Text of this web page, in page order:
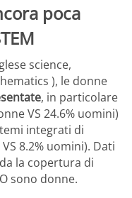
poca
science,
), le donne
, in particolare
VS 24.6% uomini)
integrati di
8.2% uomini). Dati
la copertura di
sono donne.